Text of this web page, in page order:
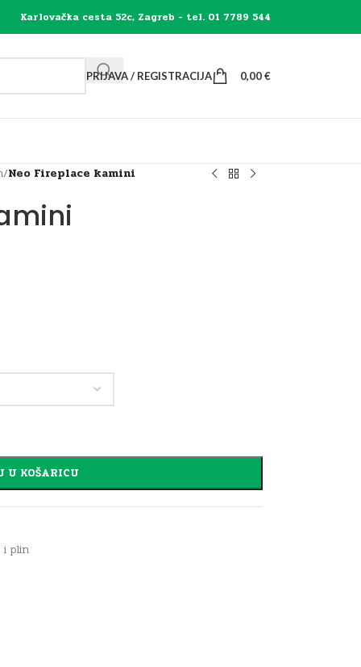
Karlovačka cesta 52c, Zagreb - tel. 01 7789 544
PRIJAVA / REGISTRACIJA 0,00€
/Neo Fireplace kamini
U KOŠARICU
i plin